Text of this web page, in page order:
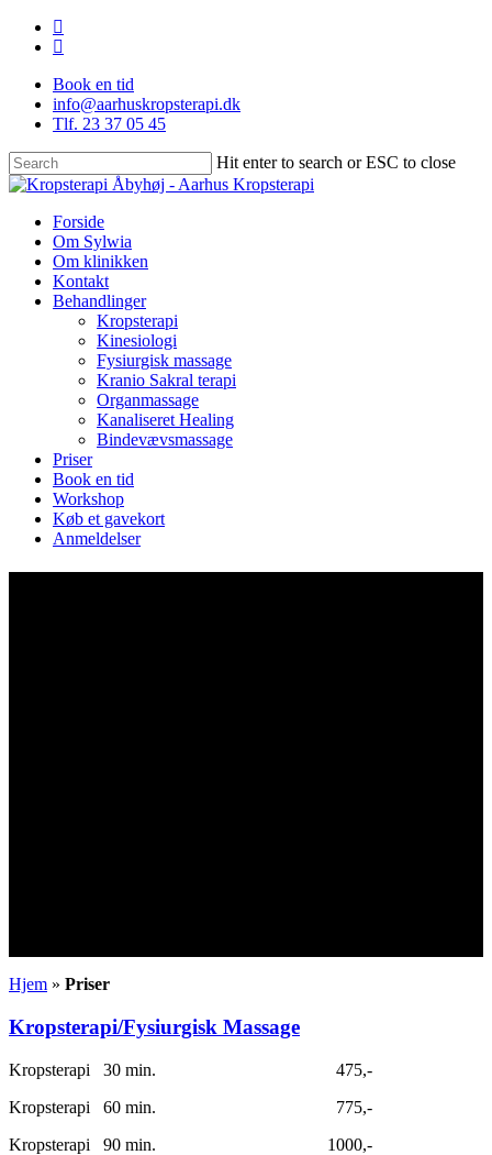
Skip
content
facebook
instagram
Book en tid
info@aarhuskropsterapi.dk
Tlf. 23 37 05 45
Hit enter to search or ESC to close
Close
Menu
Forside
Om Sylwia
Om klinikken
Kontakt
Behandlinger
Kropsterapi
Kinesiologi
Fysiurgisk massage
Kranio Sakral terapi
Organmassage
Kanaliseret Healing
Bindevævsmassage
Priser
Book en tid
Workshop
Køb et gavekort
Anmeldelser
Hjem » Priser
Kropsterapi/Fysiurgisk Massage
Kropsterapi 30 min. 475,-
Kropsterapi 60 min. 775,-
Kropsterapi 90 min. 1000,-